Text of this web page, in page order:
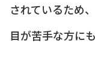
されているため
目が苦手な方に